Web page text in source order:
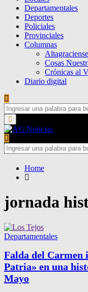
Departamentales
Deportes
Policiales
Provinciales
Columnas
Cosas
Crónicas al
Diario digital
Search
for:Primary
Menu
Search
for:
Home
jornada
Departamentales
Falda del Carmen
Patria» en una
Mayo